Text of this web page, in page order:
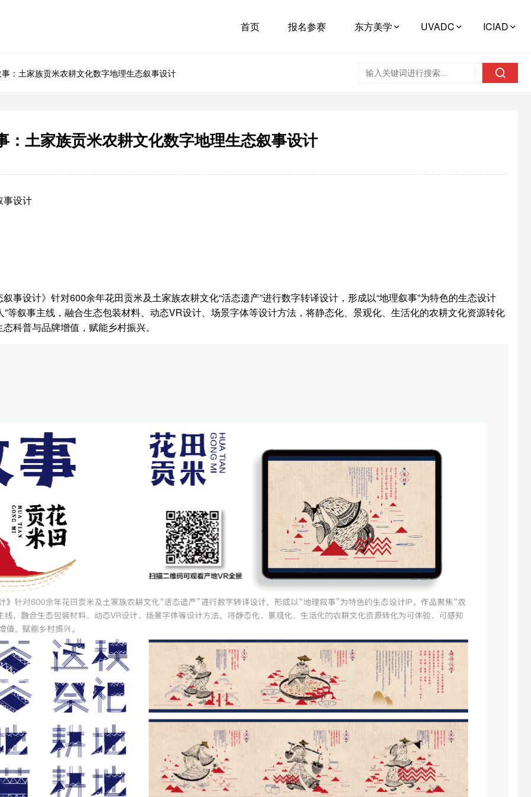
首页 报名参赛 东方美学 UVADC ICIAD
：土家族贡米农耕文化数字地理生态叙事设计
：土家族贡米农耕文化数字地理生态叙事设计
事设计
事设计》针对600余年花田贡米及土家族农耕文化“活态遗产”进行数字转译设计，形成以“地理叙事”为特色的生态设计
”等叙事主线，融合生态包装材料、动态VR设计、场景字体等设计方法，将静态化、景观化、生活化的农耕文化资源转化
科普与品牌增值，赋能乡村振兴。